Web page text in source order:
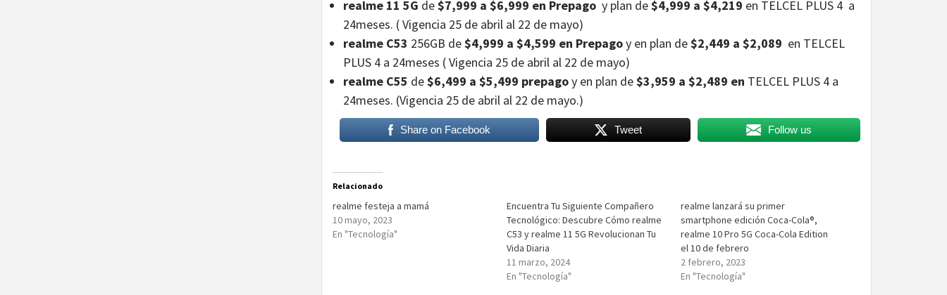
realme 11 5G de$7,999 a $6,999 en Prepago y plan de$4,999 a $4,219 en TELCEL PLUS 4 a
24meses. ( Vigencia 25 de abril al 22 de mayo)
realme C53 256GB de$4,999 a $4,599 en Prepagoy en plan de$2,449 a $2,089 en TELCEL
PLUS 4 a 24meses ( Vigencia 25 de abril al 22 de mayo)
realme C55 de$6,499 a $5,499 prepagoy en plan de$3,959 a $2,489 en TELCEL PLUS 4 a
24meses. (Vigencia 25 de abril al 22 de mayo.)
Share on Facebook Tweet Follow us
Relacionado
realme festeja a mamá
10 mayo, 2023
En "Tecnología"
Encuentra Tu Siguiente Compañero
Tecnológico: Descubre Cómo realme
C53 y realme 11 5G Revolucionan Tu
Vida Diaria
11 marzo, 2024
En "Tecnología"
realme lanzará su primer
smartphone edición Coca-Cola®,
realme 10 Pro 5G Coca-Cola Edition
el 10 de febrero
2 febrero, 2023
En "Tecnología"